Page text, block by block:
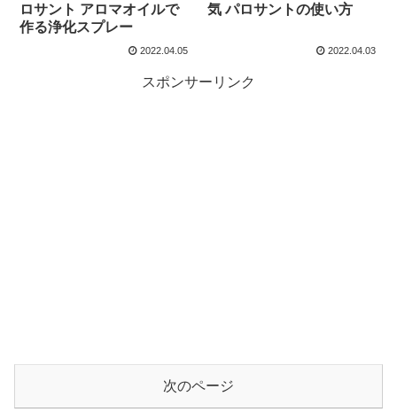
ロサント アロマオイルで
作る浄化スプレー
2022.04.05
気 パロサントの使い方
2022.04.03
スポンサーリンク
次のページ